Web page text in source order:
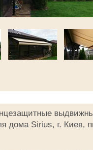
дома Sirius, г. Киев,